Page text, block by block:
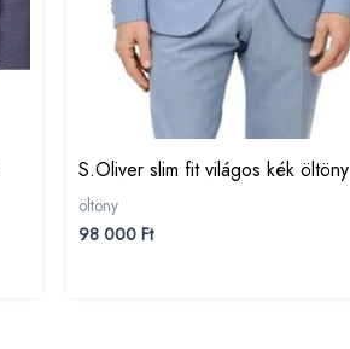
S.Oliver slim fit világos kék öltöny
öltöny
98 000 Ft